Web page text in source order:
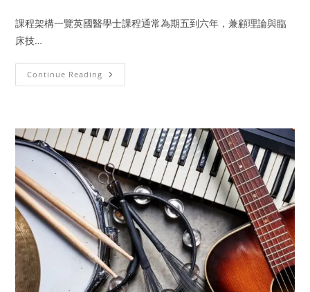
課程架構一覽英國醫學士課程通常為期五到六年，兼顧理論與臨
床技…
Continue Reading